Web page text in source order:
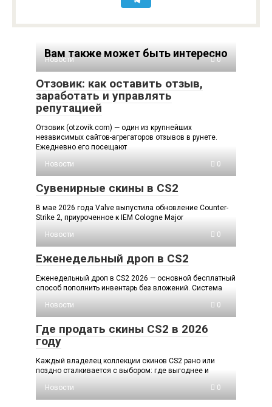
Вам также может быть интересно
Новости 0
Отзовик: как оставить отзыв,
заработать и управлять
репутацией
Отзовик (otzovik.com) — один из крупнейших
независимых сайтов-агрегаторов отзывов в рунете.
Ежедневно его посещают
Новости
0
Сувенирные скины в CS2
В мае 2026 года Valve выпустила обновление Counter-
Strike 2, приуроченное к IEM Cologne Major
Новости
0
Еженедельный дроп в CS2
Еженедельный дроп в CS2 2026 — основной бесплатный
способ пополнить инвентарь без вложений. Система
Новости
0
Где продать скины CS2 в 2026
году
Каждый владелец коллекции скинов CS2 рано или
поздно сталкивается с выбором: где выгоднее и
Новости
0